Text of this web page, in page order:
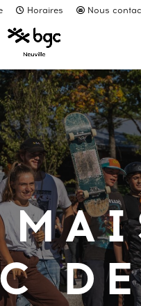
Horaires Nous